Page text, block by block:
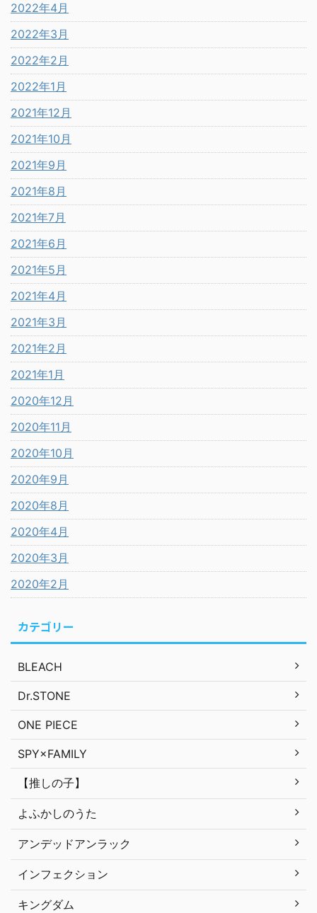
2022年4月
2022年3月
2022年2月
2022年1月
2021年12月
2021年10月
2021年9月
2021年8月
2021年7月
2021年6月
2021年5月
2021年4月
2021年3月
2021年2月
2021年1月
2020年12月
2020年11月
2020年10月
2020年9月
2020年8月
2020年4月
2020年3月
2020年2月
カテゴリー
BLEACH
Dr.STONE
ONE PIECE
SPY×FAMILY
【推しの子】
よふかしのうた
アンデッドアンラック
インフェクション
キングダム